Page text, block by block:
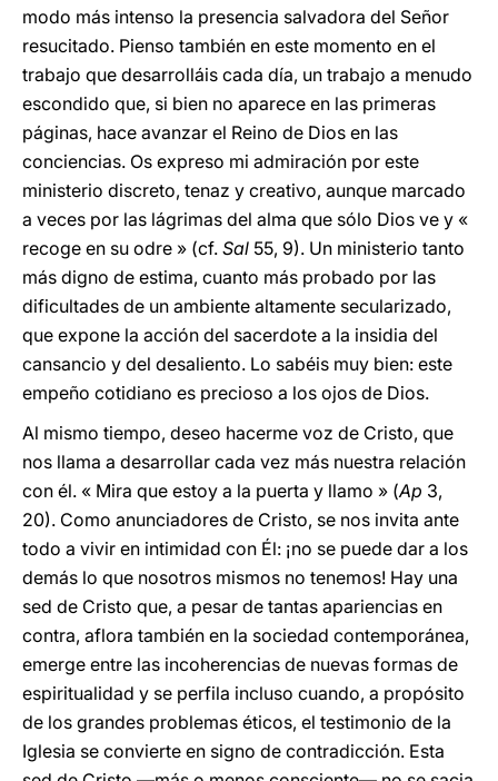
modo más intenso la presencia salvadora del Señor
resucitado. Pienso también en este momento en el
trabajo que desarrolláis cada día, un trabajo a menudo
escondido que, si bien no aparece en las primeras
páginas, hace avanzar el Reino de Dios en las
conciencias. Os expreso mi admiración por este
ministerio discreto, tenaz y creativo, aunque marcado
a veces por las lágrimas del alma que sólo Dios ve y «
recoge en su odre » (cf. Sal 55, 9). Un ministerio tanto
más digno de estima, cuanto más probado por las
dificultades de un ambiente altamente secularizado,
que expone la acción del sacerdote a la insidia del
cansancio y del desaliento. Lo sabéis muy bien: este
empeño cotidiano es precioso a los ojos de Dios.
Al mismo tiempo, deseo hacerme voz de Cristo, que
nos llama a desarrollar cada vez más nuestra relación
con él. « Mira que estoy a la puerta y llamo » (Ap 3,
20). Como anunciadores de Cristo, se nos invita ante
todo a vivir en intimidad con Él: ¡no se puede dar a los
demás lo que nosotros mismos no tenemos! Hay una
sed de Cristo que, a pesar de tantas apariencias en
contra, aflora también en la sociedad contemporánea,
emerge entre las incoherencias de nuevas formas de
espiritualidad y se perfila incluso cuando, a propósito
de los grandes problemas éticos, el testimonio de la
Iglesia se convierte en signo de contradicción. Esta